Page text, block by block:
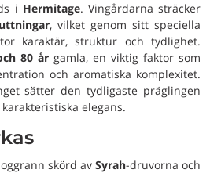
i Hermitage. Vingårdarna sträcker
, vilket genom sitt speciella
karaktär, struktur och tydlighet.
80 år gamla, en viktig faktor som
och aromatiska komplexitet.
sätter den tydligaste präglingen
elegans.
skörd av Syrah-druvorna och